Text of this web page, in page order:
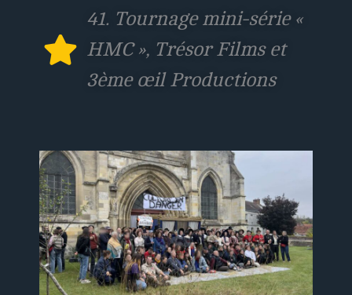
41. Tournage mini-série «
HMC », Trésor Films et
3ème œil Productions